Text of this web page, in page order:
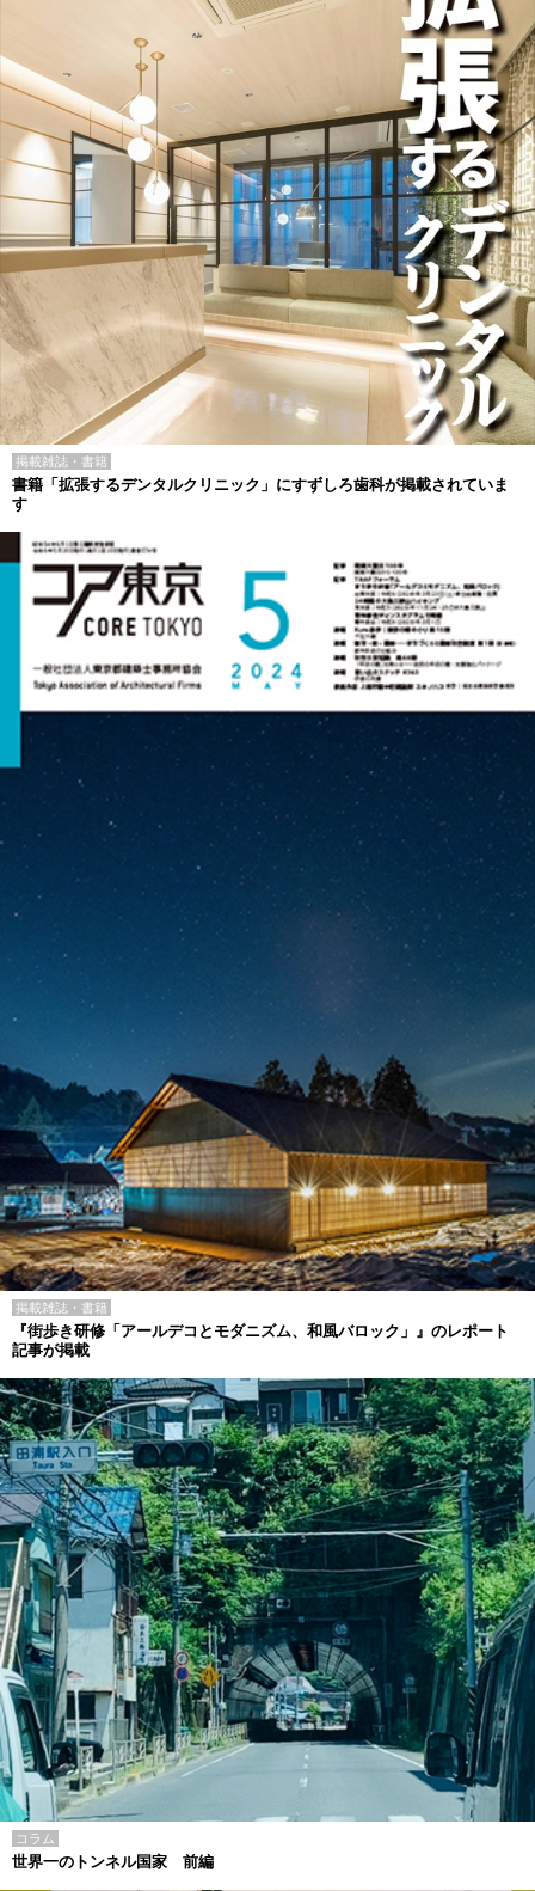
掲載雑誌・書籍
書籍「拡張するデンタルクリニック」にすずしろ歯科が掲載されていま
す
掲載雑誌・書籍
『街歩き研修「アールデコとモダニズム、和風バロック」』のレポート
記事が掲載
コラム
世界一のトンネル国家 前編